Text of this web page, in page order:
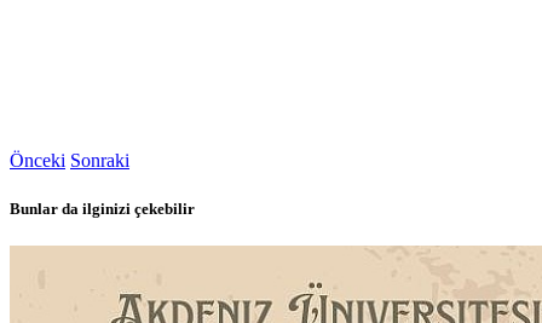
Önceki Sonraki
Bunlar da ilginizi çekebilir